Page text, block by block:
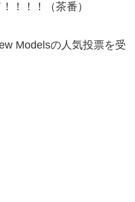
！！！（茶番）
Modelsの人気投票を受